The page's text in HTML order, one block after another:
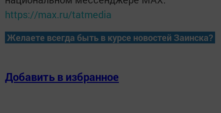
https://max.ru/tatmedia
Желаете всегда быть в курсе новостей Заинска?
Добавить в избранное